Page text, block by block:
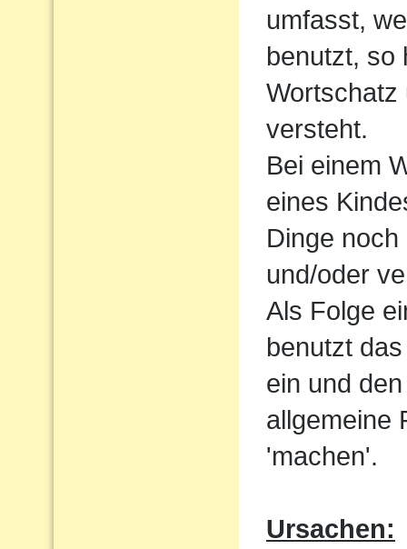
umfasst,
benutzt, so
Wortschatz
versteht.
Bei einem
eines
Dinge
und/oder
Als Folge
benutzt
ein und
allgemeine
'machen'.
Ursachen: